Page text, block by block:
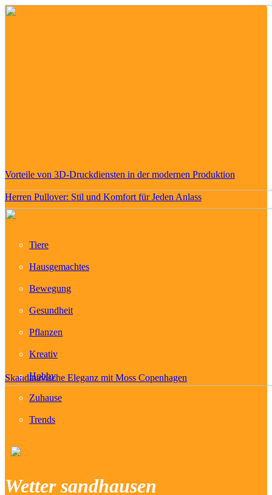
Vorteile von 3D-Druckdiensten in der modernen Produktion
Herren Pullover: Stil und Komfort für Jeden Anlass
Skandinavische Eleganz mit Moss Copenhagen
Tiere
Hausgemachtes
Bewegung
Gesundheit
Pflanzen
Kreativ
Hobby
Zuhause
Trends
Wetter sandhausen